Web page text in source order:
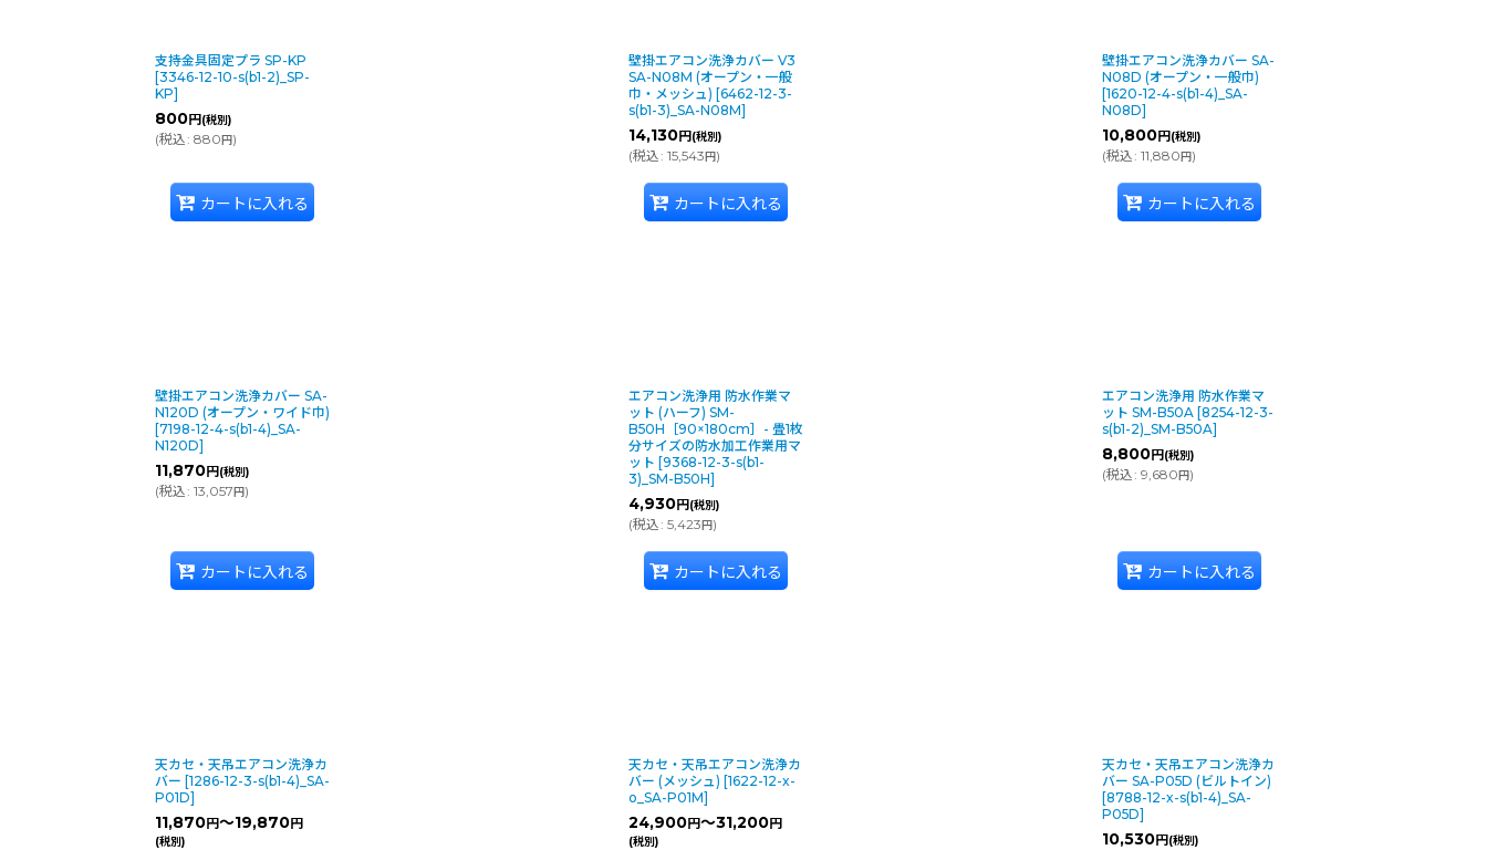
支持金具固定プラ SP-KP
[3346-12-10-s(b1-2)_SP-
KP]
800円 (税別)
(税込: 880円)
カートに入れる
壁掛エアコン洗浄カバー V3
SA-N08M (オープン・一般
巾・メッシュ) [6462-12-3-
s(b1-3)_SA-N08M]
14,130円 (税別)
(税込: 15,543円)
カートに入れる
壁掛エアコン洗浄カバー SA-
N08D (オープン・一般巾)
[1620-12-4-s(b1-4)_SA-
N08D]
10,800円 (税別)
(税込: 11,880円)
カートに入れる
壁掛エアコン洗浄カバー SA-
N120D (オープン・ワイド巾)
[7198-12-4-s(b1-4)_SA-
N120D]
11,870円 (税別)
(税込: 13,057円)
カートに入れる
エアコン洗浄用 防水作業マ
ット (ハーフ) SM-
B50H［90×180cm］- 畳1枚
分サイズの防水加工作業用マ
ット [9368-12-3-s(b1-
3)_SM-B50H]
4,930円 (税別)
(税込: 5,423円)
カートに入れる
エアコン洗浄用 防水作業マ
ット SM-B50A [8254-12-3-
s(b1-2)_SM-B50A]
8,800円 (税別)
(税込: 9,680円)
カートに入れる
天カセ・天吊エアコン洗浄カ
バー [1286-12-3-s(b1-4)_SA-
P01D]
11,870円～19,870円
(税別)
天カセ・天吊エアコン洗浄カ
バー (メッシュ) [1622-12-x-
o_SA-P01M]
24,900円～31,200円
(税別)
天カセ・天吊エアコン洗浄カ
バー SA-P05D (ビルトイン)
[8788-12-x-s(b1-4)_SA-
P05D]
10,530円 (税別)